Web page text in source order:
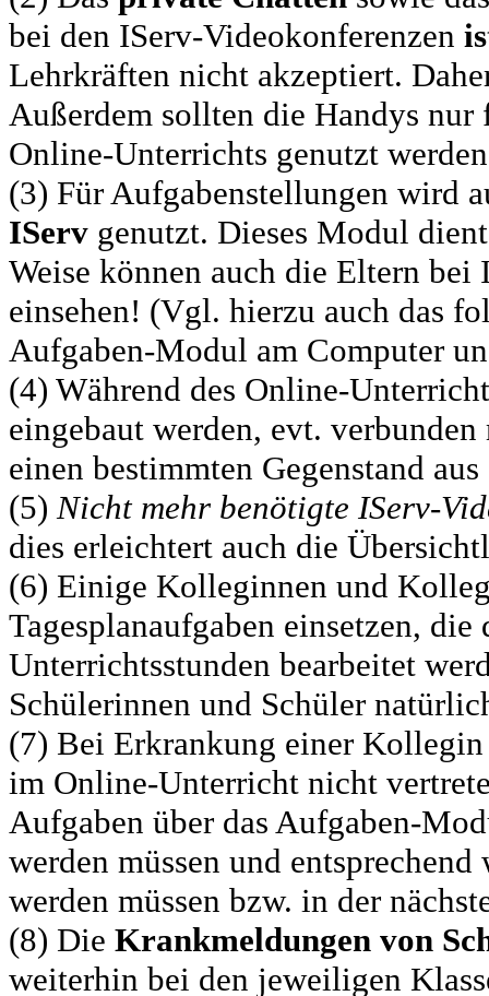
bei den IServ-Videokonferenzen
Lehrkräften nicht akzeptiert.
Außerdem sollten die Handys
Online-Unterrichts genutzt
(3) Für Aufgabenstellungen wird
IServ genutzt. Dieses Modul
Weise können auch die Eltern
einsehen! (Vgl. hierzu auch das
Aufgaben-Modul am Computer
(4) Während des Online-
eingebaut werden, evt.
einen bestimmten Gegenstand
(5) Nicht mehr benötigte IServ-
dies erleichtert auch die
(6) Einige Kolleginnen und
Tagesplanaufgaben einsetzen,
Unterrichtsstunden bearbeitet
Schülerinnen und Schüler
(7) Bei Erkrankung einer
im Online-Unterricht nicht
Aufgaben über das Aufgaben-
werden müssen und
werden müssen bzw. in der
(8) Die Krankmeldungen von
weiterhin bei den jeweiligen